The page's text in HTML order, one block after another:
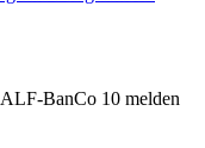
BanCo 10 melden